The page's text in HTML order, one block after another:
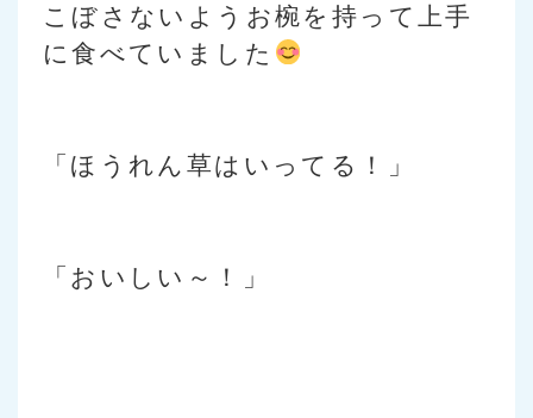
こぼさないようお椀を持って上手
に食べていました
「ほうれん草はいってる！」
「おいしい～！」